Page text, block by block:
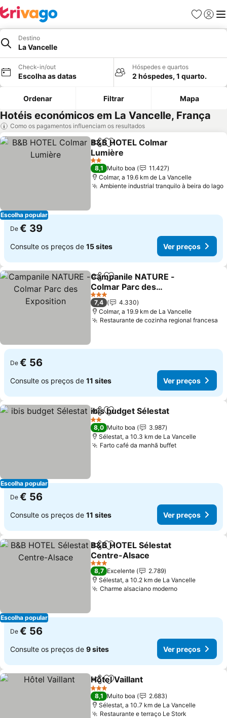
Favoritos
Iniciar
Destino
La Vancelle
Check-in/out
Escolha as datas
Hóspedes e quartos
2 hóspedes, 1 quarto.
Ordenar Filtrar Mapa
Hotéis económicos em La Vancelle, França
Como os pagamentos influenciam os resultados
Escolha popular
PartilharAdicionar aos favoritos
B&B HOTEL Colmar
Lumière
2 Estrelas
8,1 Muito boa
11.427
Colmar, a 19.6 km de La Vancelle
Ambiente industrial tranquilo à beira do lago
De € 39
Consulte os preços de 15 sites Ver preços
PartilharAdicionar aos favoritos
Campanile NATURE -
Colmar Parc des
Exposition
3 Estrelas
7,4
4.330
Colmar, a 19.9 km de La Vancelle
Restaurante de cozinha regional francesa
De € 56
Consulte os preços de 11 sites Ver preços
Escolha popular
PartilharAdicionar aos favoritos
ibis budget Sélestat
2 Estrelas
8,0 Muito boa
3.987
Sélestat, a 10.3 km de La Vancelle
Farto café da manhã buffet
De € 56
Consulte os preços de 11 sites Ver preços
Escolha popular
PartilharAdicionar aos favoritos
B&B HOTEL Sélestat
Centre-Alsace
3 Estrelas
8,7 Excelente
2.789
Sélestat, a 10.2 km de La Vancelle
Charme alsaciano moderno
De € 56
Consulte os preços de 9 sites Ver preços
PartilharAdicionar aos favoritos
Hôtel Vaillant
3 Estrelas
8,1 Muito boa
2.683
Sélestat, a 10.7 km de La Vancelle
Restaurante e terraço Le Stork